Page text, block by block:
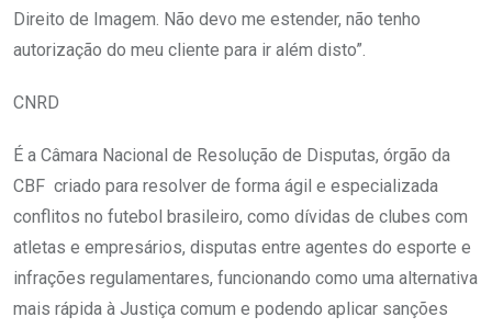
Direito de Imagem. Não devo me estender, não tenho
autorização do meu cliente para ir além disto”.
CNRD
É a Câmara Nacional de Resolução de Disputas, órgão da
CBF criado para resolver de forma ágil e especializada
conflitos no futebol brasileiro, como dívidas de clubes com
atletas e empresários, disputas entre agentes do esporte e
infrações regulamentares, funcionando como uma alternativa
mais rápida à Justiça comum e podendo aplicar sanções